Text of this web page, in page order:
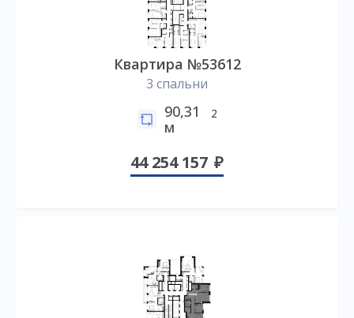
Квартира №53612
3 спальни
90,31
м
2
44 254 157